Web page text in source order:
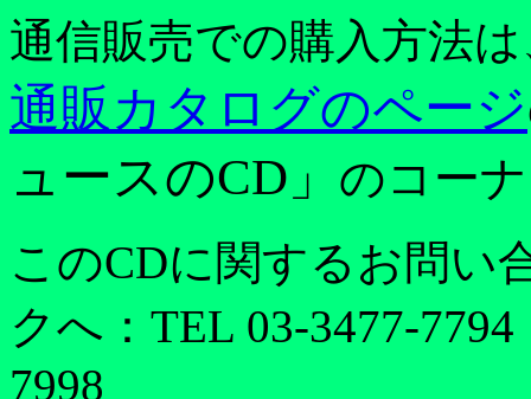
通信販売での購入方法
通販カタログのページ
ュースのCD」 のコー
このCDに関するお問い
クへ：TEL 03-3477-
7998